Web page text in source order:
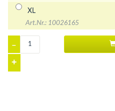
XL
Art.Nr.: 10026165
–
+